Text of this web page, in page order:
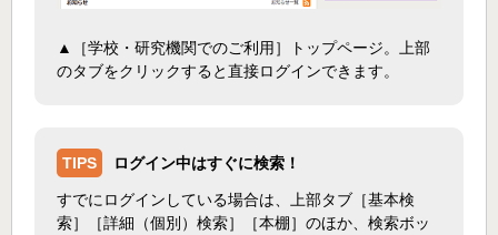
▲［学校・研究機関でのご利用］トップページ。上部
のタブをクリックすると直接ログインできます。
TIPS ログイン中はすぐに検索！
すでにログインしている場合は、上部タブ［基本検
索］［詳細（個別）検索］［本棚］のほか、検索ボッ